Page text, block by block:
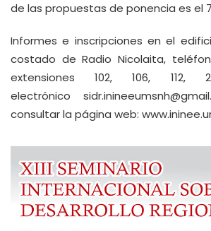
de las propuestas de ponencia es el
Informes e inscripciones en el
costado de Radio Nicolaita,
extensiones 102, 106, 112,
electrónico
consultar la página web: